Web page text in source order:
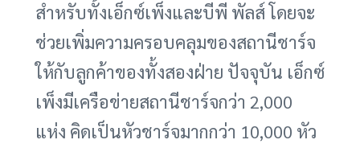
สำหรับทั้งเอ็กซ์เพ็งและบีพี พัลส์ โดยจะ
ช่วยเพิ่มความครอบคลุมของสถานีชาร์จ
ให้กับลูกค้าของทั้งสองฝ่าย ปัจจุบัน เอ็กซ์
เพ็งมีเครือข่ายสถานีชาร์จกว่า 2,000
แห่ง คิดเป็นหัวชาร์จมากกว่า 10,000 หัว